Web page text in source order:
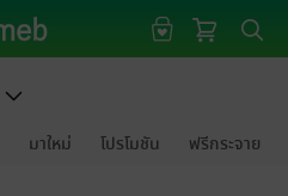
มาใหม่ โปรโมชัน ฟรีกระจาย